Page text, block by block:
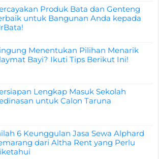
Produk Bata dan Genteng
untuk Bangunan Anda kepada
Menentukan Pilihan Menarik
Bayi? Ikuti Tips Berikut Ini!
Lengkap Masuk Sekolah
untuk Calon Taruna
6 Keunggulan Jasa Sewa Alphard
dari Altha Rent yang Perlu